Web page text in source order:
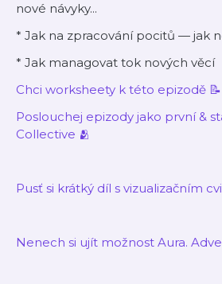
nové návyky...
* Jak na zpracování pocitů — jak
* Jak managovat tok nových věcí
Chci worksheety k této epizodě 📝
Poslouchej epizody jako první &
Collective 🫂
Pusť si krátký díl s vizualizačním
Nenech si ujít možnost Aura.